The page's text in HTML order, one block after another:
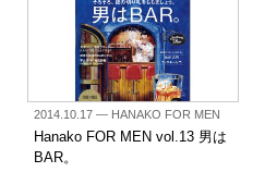
2014.10.17— HANAKO FOR MEN
Hanako FOR MEN vol.13 男は
BAR。